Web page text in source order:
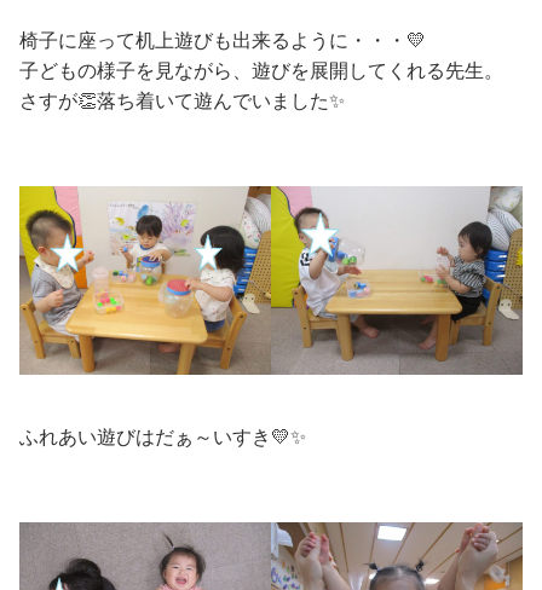
椅子に座って机上遊びも出来るように・・・💛
子どもの様子を見ながら、遊びを展開してくれる先生。
さすが👏落ち着いて遊んでいました✨
ふれあい遊びはだぁ～いすき💛✨